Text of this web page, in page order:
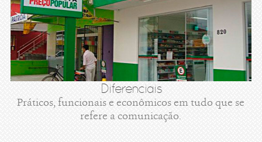
Diferenciais
Práticos, funcionais e econômicos em tudo que se
refere a comunicação.